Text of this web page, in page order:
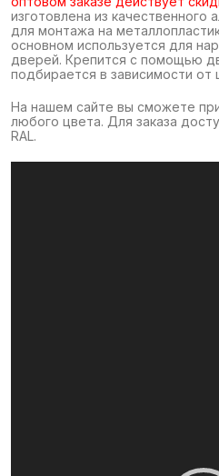
изготовлена ​​из качественного
для монтажа на
основном используется для
дверей. Крепится с помощью
подбирается в зависимости от
На нашем сайте вы сможете
любого цвета. Для заказа
RAL.